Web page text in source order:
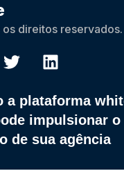
direitos reservados.
a plataforma
impulsionar o
de sua agência